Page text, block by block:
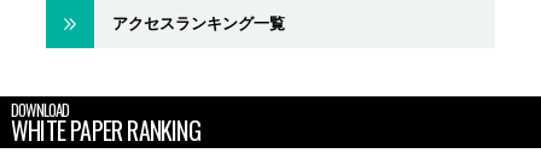
アクセスランキング一覧
DOWNLOAD
WHITE PAPER RANKING